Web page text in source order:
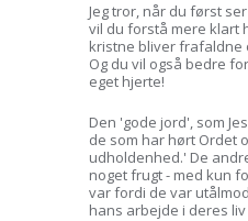
Jeg tror, når du først
vil du forstå mere klart
kristne bliver frafaldne
Og du vil også bedre
eget hjerte!
Den 'gode jord', som
de som har hørt Ordet
udholdenhed.' De
noget frugt - med kun
var fordi de var
hans arbejde i deres